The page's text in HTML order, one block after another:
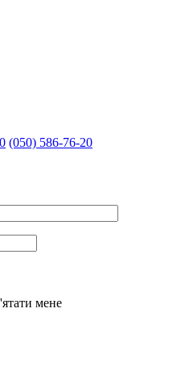
(050) 586-76-20
мене